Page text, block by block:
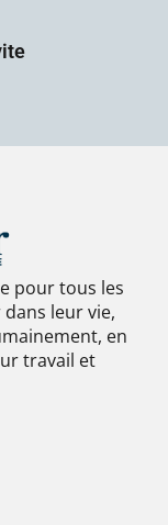
pour tous les
leur vie,
en
travail et